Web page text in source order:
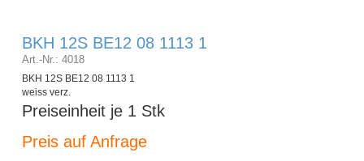
BKH 12S BE12 08 1113 1
Art.-Nr.: 4018
BKH 12S BE12 08 1113 1
weiss verz.
Preiseinheit je 1 Stk
Preis auf Anfrage